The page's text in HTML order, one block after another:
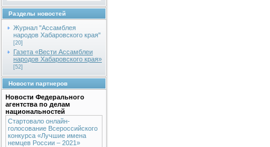
Разделы новостей
Журнал "Ассамблея
народов Хабаровского края"
[20]
Газета «Вести Ассамблеи
народов Хабаровского края»
[52]
Новости партнеров
Новости Федерального
агентства по делам
национальностей
Стартовало онлайн-
голосование Всероссийского
конкурса «Лучшие имена
немцев России – 2021»